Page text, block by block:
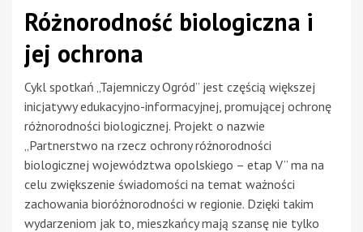
Różnorodność biologiczna i
jej ochrona
Cykl spotkań „Tajemniczy Ogród” jest częścią większej
inicjatywy edukacyjno-informacyjnej, promującej ochronę
różnorodności biologicznej. Projekt o nazwie
„Partnerstwo na rzecz ochrony różnorodności
biologicznej województwa opolskiego – etap V” ma na
celu zwiększenie świadomości na temat ważności
zachowania bioróżnorodności w regionie. Dzięki takim
wydarzeniom jak to, mieszkańcy mają szansę nie tylko